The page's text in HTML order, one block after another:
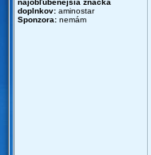
najobľúbenejšia značka
doplnkov: aminostar
Sponzora: nemám